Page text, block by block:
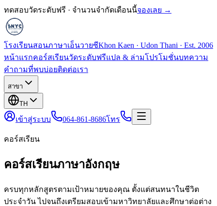
ทดสอบวัดระดับฟรี · จำนวนจำกัดเดือนนี้จองเลย →
โรงเรียนสอนภาษาเอ็นวายซีKhon Kaen · Udon Thani · Est. 2006
หน้าแรกคอร์สเรียนวัดระดับฟรีแปล & ล่ามโปรโมชั่นบทความ
คำถามที่พบบ่อยติดต่อเรา
สาขา
TH
เข้าสู่ระบบ 064-861-8686โทร
คอร์สเรียน
คอร์สเรียนภาษาอังกฤษ
ครบทุกหลักสูตรตามเป้าหมายของคุณ ตั้งแต่สนทนาในชีวิต
ประจำวัน ไปจนถึงเตรียมสอบเข้ามหาวิทยาลัยและศึกษาต่อต่าง